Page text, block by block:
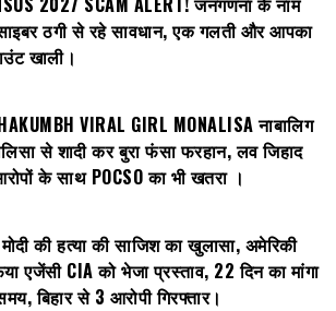
ठगी से रहे सावधान, एक गलती और आपका
खाली।
VIRAL GIRL MONALISA नाबालिग
से शादी कर बुरा फंसा फरहान, लव जिहाद
के साथ POCSO का भी खतरा ।
की हत्या की साजिश का खुलासा, अमेरिकी
एजेंसी CIA को भेजा प्रस्ताव, 22 दिन का मांगा
बिहार से 3 आरोपी गिरफ्तार।